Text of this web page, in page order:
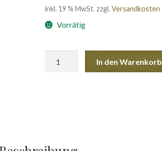
inkl. 19 % MwSt. zzgl.Versandkosten
Vorrätig
In den Warenkorb